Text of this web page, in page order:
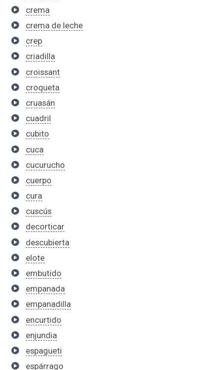
crema
crema de leche
crep
criadilla
croissant
croqueta
cruasán
cuadril
cubito
cuca
cucurucho
cuerpo
cura
cuscús
decorticar
descubierta
elote
embutido
empanada
empanadilla
encurtido
enjundia
espagueti
espárrago